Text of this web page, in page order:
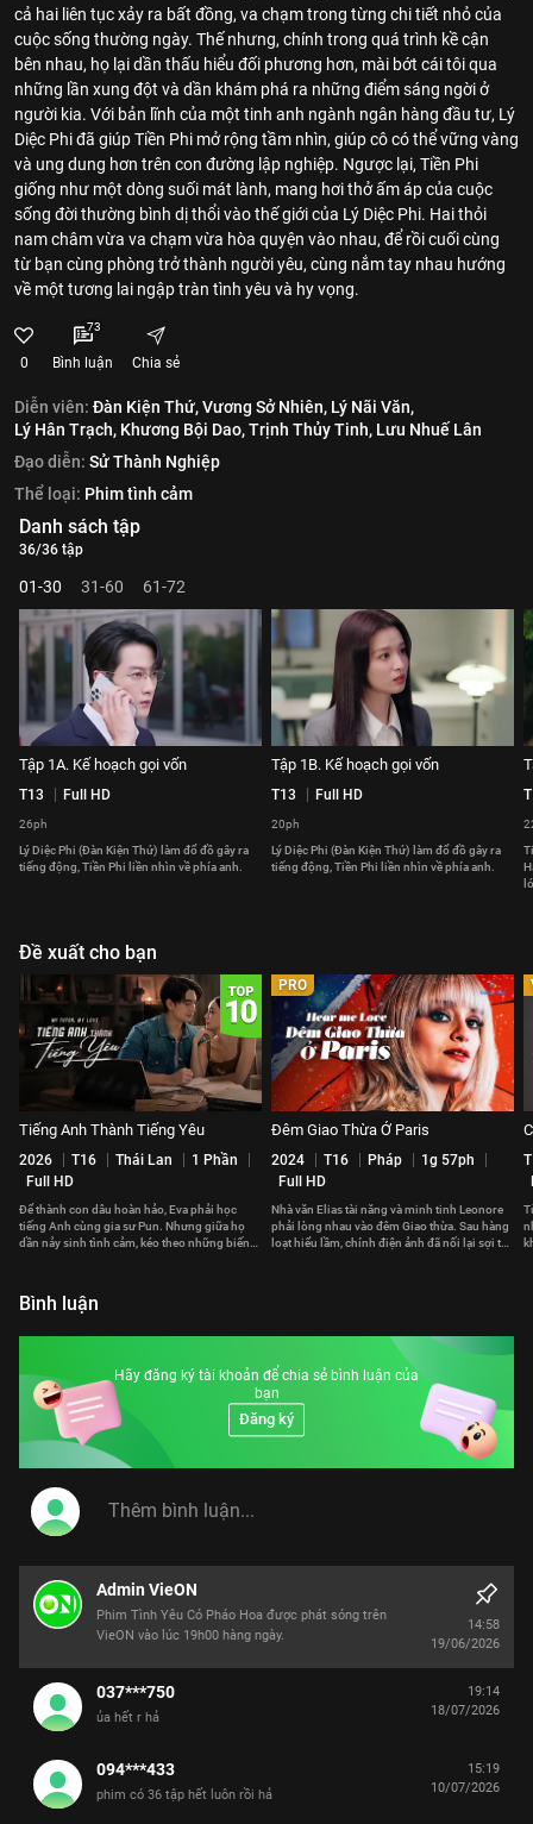
cả hai liên tục xảy ra bất đồng, va chạm trong từng chi tiết nhỏ của
cuộc sống thường ngày. Thế nhưng, chính trong quá trình kề cận
bên nhau, họ lại dần thấu hiểu đối phương hơn, mài bớt cái tôi qua
những lần xung đột và dần khám phá ra những điểm sáng ngời ở
người kia. Với bản lĩnh của một tinh anh ngành ngân hàng đầu tư, Lý
Diệc Phi đã giúp Tiền Phi mở rộng tầm nhìn, giúp cô có thể vững vàng
và ung dung hơn trên con đường lập nghiệp. Ngược lại, Tiền Phi
giống như một dòng suối mát lành, mang hơi thở ấm áp của cuộc
sống đời thường bình dị thổi vào thế giới của Lý Diệc Phi. Hai thỏi
nam châm vừa va chạm vừa hòa quyện vào nhau, để rồi cuối cùng
từ bạn cùng phòng trở thành người yêu, cùng nắm tay nhau hướng
về một tương lai ngập tràn tình yêu và hy vọng.
0
73
Bình luận Chia sẻ
Diễn viên: Đàn Kiện Thứ,Vương Sở Nhiên, Lý Nãi Văn,
Lý Hân Trạch, Khương Bội Dao,Trịnh Thủy Tinh, Lưu Nhuế Lân
Đạo diễn: Sử Thành Nghiệp
Thể loại: Phim tình cảm
Danh sách tập
36/36 tập
01-30 31-60 61-72
Tập 1A. Kế hoạch gọi vốn
T13 Full HD
26ph
Lý Diệc Phi (Đàn Kiện Thứ) làm đổ đồ gây ra
tiếng động, Tiền Phi liền nhìn về phía anh.
Tập 1B. Kế hoạch gọi vốn
T13 Full HD
20ph
Lý Diệc Phi (Đàn Kiện Thứ) làm đổ đồ gây ra
tiếng động, Tiền Phi liền nhìn về phía anh.
Đề xuất cho bạn
Tiếng Anh Thành Tiếng Yêu
2026 T16 Thái Lan
1 Phần
Full HD
Để thành con dâu hoàn hảo, Eva phải học
tiếng Anh cùng gia sư Pun. Nhưng giữa họ
dần nảy sinh tình cảm, kéo theo những biến
PRO
Đêm Giao Thừa Ở Paris
2024 T16 Pháp
1g 57ph
Full HD
Nhà văn Elias tài năng và minh tinh Leonore
phải lòng nhau vào đêm Giao thừa. Sau hàng
loạt hiểu lầm, chính điện ảnh đã nối lại sợi tơ
Bình luận
Hãy đăng ký tài khoản để chia sẻ bình luận của
bạn
Đăng ký
Admin VieON
Phim Tình Yêu Có Pháo Hoa được phát sóng trên
VieON vào lúc 19h00 hàng ngày.
14:58
19/06/2026
037***750
ủa hết r hả
19:14
18/07/2026
094***433
phim có 36 tập hết luôn rồi hả
15:19
10/07/2026